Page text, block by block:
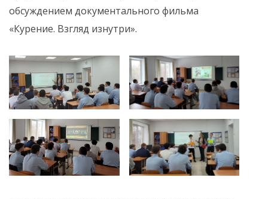
обсуждением документального фильма
«Курение. Взгляд изнутри».